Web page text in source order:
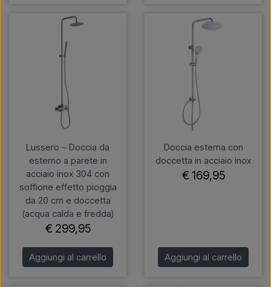
Lussero – Doccia da
esterno a parete in
acciaio inox 304 con
soffione effetto pioggia
da 20 cm e doccetta
(acqua calda e fredda)
€ 299,95
Aggiungi al carrello
Doccia esterna con
doccetta in acciaio inox
€ 169,95
Aggiungi al carrello